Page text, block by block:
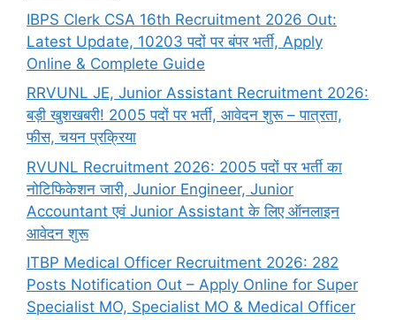
IBPS Clerk CSA 16th Recruitment 2026 Out:
Latest Update, 10203 पदों पर बंपर भर्ती, Apply
Online & Complete Guide
RRVUNL JE, Junior Assistant Recruitment 2026:
बड़ी खुशखबरी! 2005 पदों पर भर्ती, आवेदन शुरू – पात्रता,
फीस, चयन प्रक्रिया
RVUNL Recruitment 2026: 2005 पदों पर भर्ती का
नोटिफिकेशन जारी, Junior Engineer, Junior
Accountant एवं Junior Assistant के लिए ऑनलाइन
आवेदन शुरू
ITBP Medical Officer Recruitment 2026: 282
Posts Notification Out – Apply Online for Super
Specialist MO, Specialist MO & Medical Officer